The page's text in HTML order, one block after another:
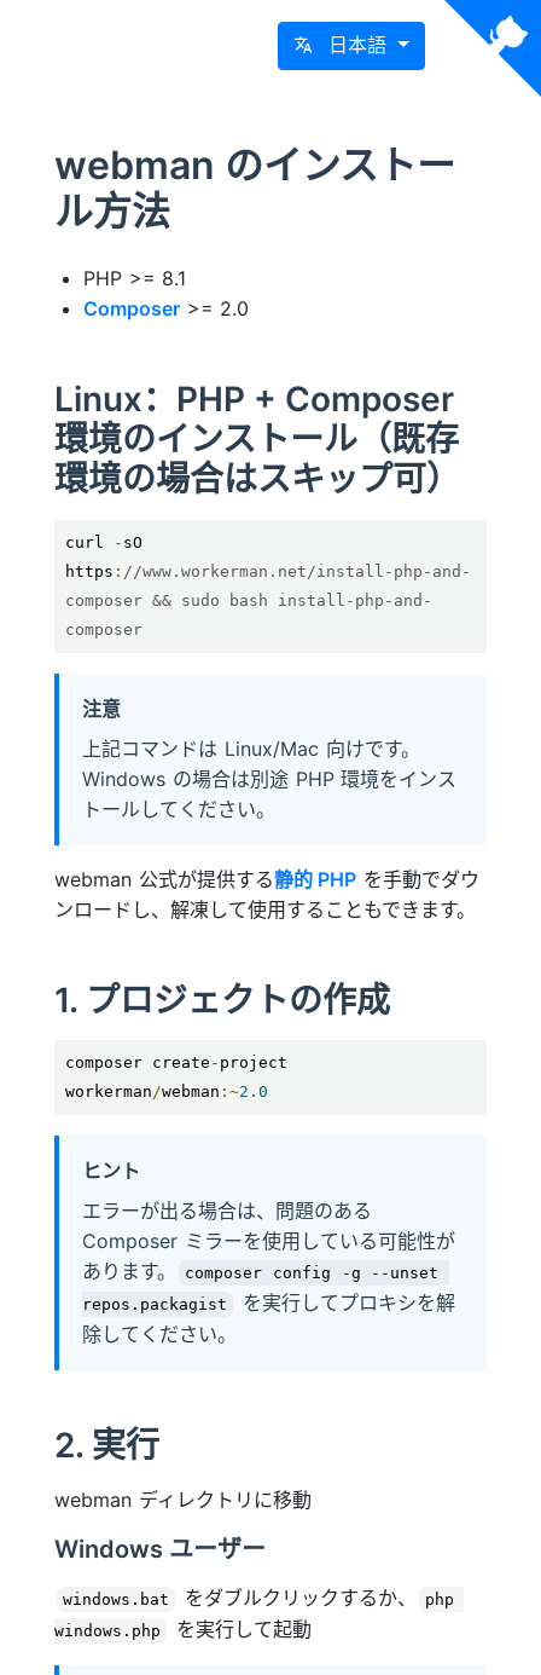
日本語
webman のインストー
ル方法
PHP >= 8.1
Composer>= 2.0
Linux：PHP + Composer
環境のインストール（既存
環境の場合はスキップ可）
curl - sO
https : //www.workerman.net/install-php-and-
composer && sudo bash install-php-and-
composer
注意
上記コマンドは Linux/Mac 向けです。
Windows の場合は別途 PHP 環境をインス
トールしてください。
webman 公式が提供する静的 PHP を手動でダウ
ンロードし、解凍して使用することもできます。
1. プロジェクトの作成
composer create - project
workerman/webman :~2.0
ヒント
エラーが出る場合は、問題のある
Composer ミラーを使用している可能性が
あります。
composer config -g --unset
repos.packagist
を実行してプロキシを解
除してください。
2. 実行
webman ディレクトリに移動
Windows ユーザー
windows.bat をダブルクリックするか、
php
windows.php
を実行して起動